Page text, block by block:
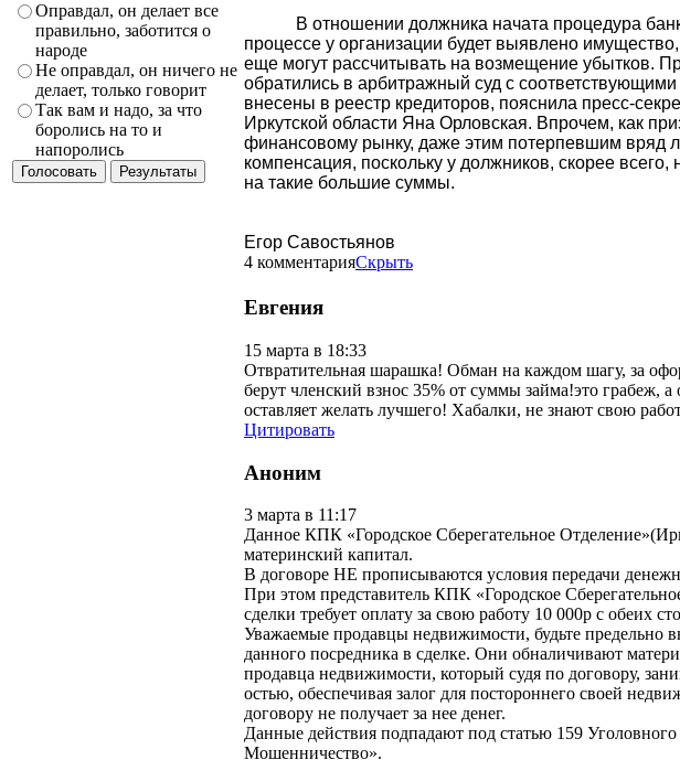
Оправдал, он делает все
правильно, заботится о
народе
Не оправдал, он ничего не
делает, только говорит
Так вам и надо, за что
боролись на то и
напоролись
В отношении должника начата процедура
процессе у организации будет выявлено
еще могут рассчитывать на возмещение убытков.
обратились в арбитражный суд с
внесены в реестр кредиторов, пояснила пресс-
Иркутской области Яна Орловская. Впрочем, как
финансовому рынку, даже этим потерпевшим вряд
компенсация, поскольку у должников, скорее
на такие большие суммы.
Егор Савостьянов
4 комментарияСкрыть
Евгения
15 марта в 18:33
Отвратительная шарашка! Обман на каждом шагу, за
берут членский взнос 35% от суммы займа!это грабеж, а
оставляет желать лучшего! Хабалки, не знают свою
Цитировать
Аноним
3 марта в 11:17
Данное КПК «Городское Сберегательное
материнский капитал.
В договоре НЕ прописываются условия передачи
При этом представитель КПК «Городское
сделки требует оплату за свою работу 10 000р с обеих
Уважаемые продавцы недвижимости, будьте предельно
данного посредника в сделке. Они обналичивают
продавца недвижимости, который судя по договору,
остью, обеспечивая залог для постороннего своей
договору не получает за нее денег.
Данные действия подпадают под статью 159
Мошенничество».